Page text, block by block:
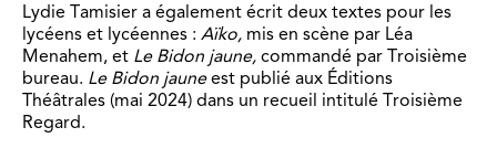
Lydie Tamisier a également écrit deux textes pour les
lycéens et lycéennes : Aïko, mis en scène par Léa
Menahem, et Le Bidon jaune, commandé par Troisième
bureau. Le Bidon jauneest publié aux Éditions
Théâtrales (mai 2024) dans un recueil intitulé Troisième
Regard.